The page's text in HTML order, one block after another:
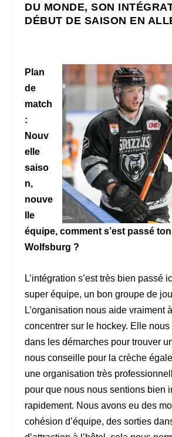
DU MONDE, SON
DÉBUT DE SAISON EN
Plan
de
match
:
Nouv
elle
saiso
n,
nouve
lle
équipe, comment s’est passé
Wolfsburg ?
L’intégration s’est très bien passé
super équipe, un bon groupe de
L’organisation nous aide vraiment
concentrer sur le hockey. Elle
dans les démarches pour trouver
nous conseille pour la crèche
une organisation très
pour que nous nous sentions bien
rapidement. Nous avons eu des
cohésion d’équipe, des sorties